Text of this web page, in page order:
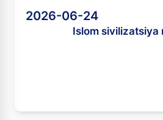
2026-06-24
Islom sivilizatsiya